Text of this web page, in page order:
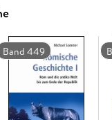
führten, aus
herauszutreten
Zentrum
heutigen
Geschichte dieser
der jeweiligen Zeit
mit einer
Band 449